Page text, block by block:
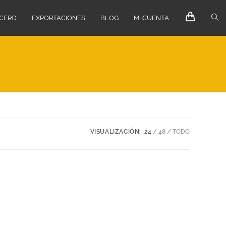
EXPORTACIONES BLOG MI CUENTA
VISUALIZACIÓN: 24 48 TODO